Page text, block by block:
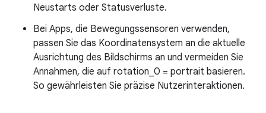
Neustarts oder Statusverluste.
Bei Apps, die Bewegungssensoren verwenden,
passen Sie das Koordinatensystem an die aktuelle
Ausrichtung des Bildschirms an und vermeiden Sie
Annahmen, die auf rotation_0 = portrait basieren.
So gewährleisten Sie präzise Nutzerinteraktionen.